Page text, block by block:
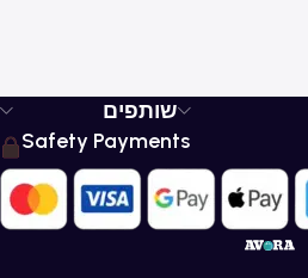
שותפים
Safety Payments